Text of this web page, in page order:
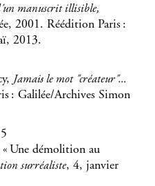
manuscrit illisible,
2001. Réédition Paris :
2013.
Jamais le mot "créateur"…
: Galilée/Archives Simon
Une démolition au
surréaliste, 4, janvier